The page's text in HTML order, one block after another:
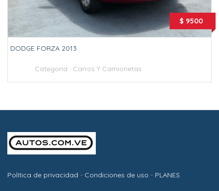
$ 9500
DODGE FORZA 2013
Categoría : Carros Y Camionetas
Política de privacidad - Condiciones de uso - PLANES